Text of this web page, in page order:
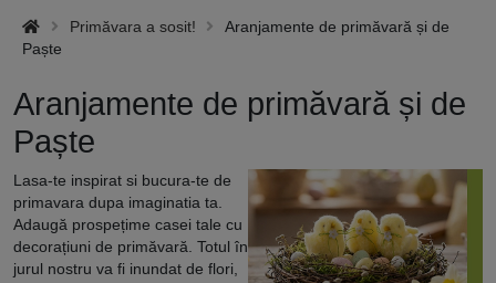
Primăvara a sosit!
Aranjamente de primăvară și de
Paște
Aranjamente de primăvară și de
Paște
Lasa-te inspirat si bucura-te de
primavara dupa imaginatia ta.
Adaugă prospețime casei tale cu
decorațiuni de primăvară. Totul în
jurul nostru va fi inundat de flori,